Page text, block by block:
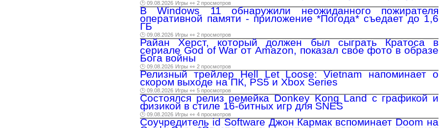
🕑 09.08.2026 Игры 👀 2 просмотров
В Windows 11 обнаружили неожиданного пожирателя
оперативной памяти - приложение *Погода* съедает до 1,6
ГБ
🕑 09.08.2026 Игры 👀 2 просмотров
Райан Херст, который должен был сыграть Кратоса в
сериале God of War от Amazon, показал свое фото в образе
Бога войны
🕑 09.08.2026 Игры 👀 2 просмотров
Релизный трейлер Hell Let Loose: Vietnam напоминает о
скором выходе на ПК, PS5 и Xbox Series
🕑 09.08.2026 Игры 👀 5 просмотров
Состоялся релиз ремейка Donkey Kong Land с графикой и
физикой в стиле 16-битных игр для SNES
🕑 09.08.2026 Игры 👀 4 просмотров
Соучредитель id Software Джон Кармак вспоминает Doom на